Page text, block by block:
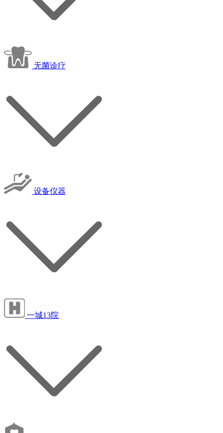
无菌诊疗
设备仪器
一城13院